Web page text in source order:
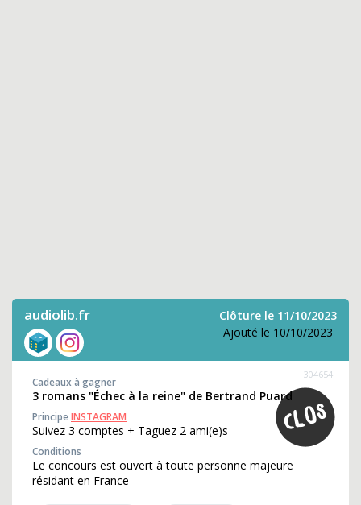
audiolib.fr
Clôture le 11/10/2023
Ajouté le 10/10/2023
304654
Cadeaux à gagner
3 romans "Échec à la reine" de Bertrand Puard
PrincipeINSTAGRAM
Suivez 3 comptes + Taguez 2 ami(e)s
Conditions
Le concours est ouvert à toute personne majeure
résidant en France